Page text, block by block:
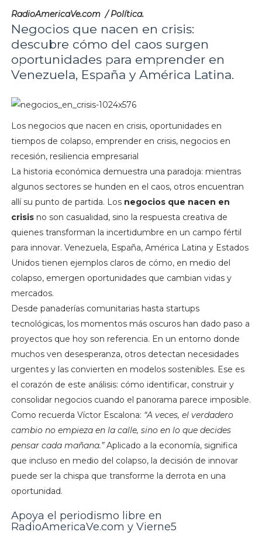
RadioAmericaVe.com / Política.
Negocios que nacen en crisis:
descubre cómo del caos surgen
oportunidades para emprender en
Venezuela, España y América Latina.
Los negocios que nacen en crisis, oportunidades en
tiempos de colapso, emprender en crisis, negocios en
recesión, resiliencia empresarial
La historia económica demuestra una paradoja: mientras
algunos sectores se hunden en el caos, otros encuentran
allí su punto de partida. Los negocios que nacen en
crisisno son casualidad, sino la respuesta creativa de
quienes transforman la incertidumbre en un campo fértil
para innovar. Venezuela, España, América Latina y Estados
Unidos tienen ejemplos claros de cómo, en medio del
colapso, emergen oportunidades que cambian vidas y
mercados.
Desde panaderías comunitarias hasta startups
tecnológicas, los momentos más oscuros han dado paso a
proyectos que hoy son referencia. En un entorno donde
muchos ven desesperanza, otros detectan necesidades
urgentes y las convierten en modelos sostenibles. Ese es
el corazón de este análisis: cómo identificar, construir y
consolidar negocios cuando el panorama parece imposible.
Como recuerda Víctor Escalona: “A veces, el verdadero
cambio no empieza en la calle, sino en lo que decides
pensar cada mañana.”Aplicado a la economía, significa
que incluso en medio del colapso, la decisión de innovar
puede ser la chispa que transforme la derrota en una
oportunidad.
Apoya el periodismo libre en
RadioAmericaVe.com y Vierne5